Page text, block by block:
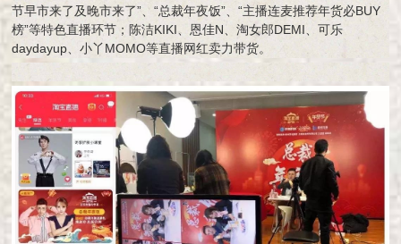
节早市来了及晚市来了”、“总裁年夜饭”、“主播连麦推荐年货必BUY
榜”等特色直播环节；陈洁KIKI、恩佳N、淘女郎DEMI、可乐
daydayup、小丫MOMO等直播网红卖力带货。